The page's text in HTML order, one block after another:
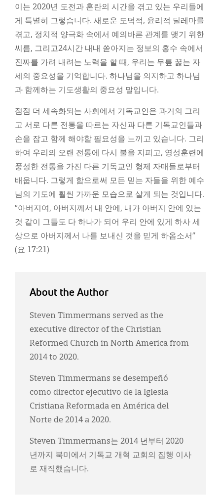
이는 2020년 도전과 혼란의 시간을 겪고 있는 우리들에
게 특별히 그렇습니다. 새로운 도덕적, 윤리적 딜레마를
겪고, 정치적 양극화 속에서 예의바른 관계를 맺기 위한
씨름, 그리고24시간 내내 쏟아지는 정보의 홍수 속에서
진짜를 가려 내려는 노력을 할 때, 우리는 무릎 꿇는 자
세의 중요성을 기억합니다. 하나님을 의지하고 하나님
과 함께하는 기도생활의 중요성 말입니다.
점점 더 세속화되는 사회에서 기독교인은 과거의 그리
고 서로 다른 전통을 따르는 자신과 다른 기독교인들과
손을 잡고 함께 해야할 필요성을 느끼고 있습니다. 그리
하여 우리의 오랜 전통에 다시 불을 지피고, 영성훈련에
풍성한 전통을 가진 다른 기독교인 형제 자매들로부터
배웁니다. 그렇게 함으로써 모든 믿는 자들을 위한 예수
님의 기도에 훨씬 가까운 모습으로 살게 되는 것입니다.
“아버지여, 아버지께서 내 안에, 내가 아버지 안에 있는
것 같이 그들도 다 하나가 되어 우리 안에 있게 하사 세
상으로 아버지께서 나를 보내신 것을 믿게 하옵소서”
(요 17:21)
About the Author
Steven Timmermans served as the
executive director of the Christian
Reformed Church in North America from
2014 to 2020.
Steven Timmermans se desempeñó
como director ejecutivo de la Iglesia
Cristiana Reformada en América del
Norte de 2014 a 2020.
Steven Timmermans는 2014 년부터 2020
년까지 북미에서 기독교 개혁 교회의 집행 이사
로 재직했습니다.